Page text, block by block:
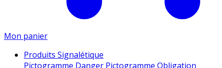
Mon panier
Produits Signalétique
Pictogramme Danger Pictogramme Obligation